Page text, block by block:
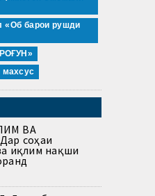
«Об барои рушди
махсус
ВА
соҳаи
иқлим нақши